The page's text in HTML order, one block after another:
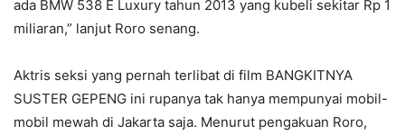
ada BMW 538 E Luxury tahun 2013 yang kubeli sekitar Rp 1
miliaran,” lanjut Roro senang.
Aktris seksi yang pernah terlibat di film BANGKITNYA
SUSTER GEPENG ini rupanya tak hanya mempunyai mobil-
mobil mewah di Jakarta saja. Menurut pengakuan Roro,